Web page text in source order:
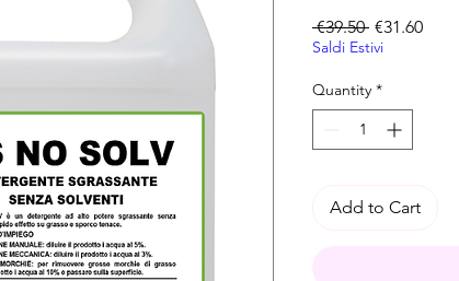
€39.50 Regular Price
€31.60Sale
Saldi Estivi
Quantity *
Add to Cart